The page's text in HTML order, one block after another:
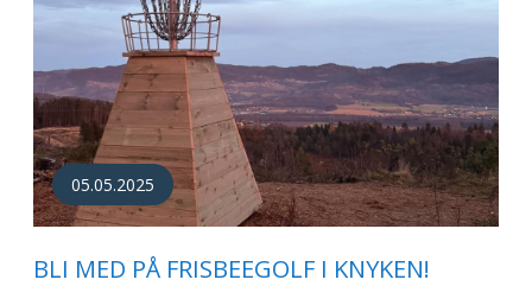
05.05.2025
BLI MED PÅ FRISBEEGOLF I KNYKEN!